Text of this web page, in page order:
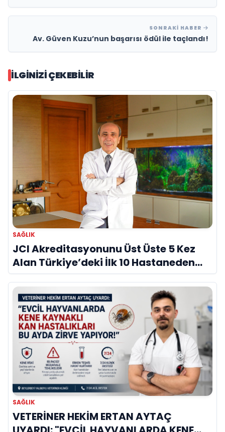
SONRAKI HABER
Av. Güven Kuzu’nun başarısı ödül ile taçlandı!
İLGINIZI ÇEKEBILIR
SAĞLIK
JCI Akreditasyonunu Üst Üste 5 Kez
Alan Türkiye’deki İlk 10 Hastaneden
Biri
SAĞLIK
VETERİNER HEKİM ERTAN AYTAÇ